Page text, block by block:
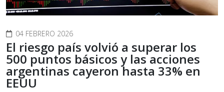
04 FEBRERO 2026
El riesgo país volvió a superar los
500 puntos básicos y las acciones
argentinas cayeron hasta 33% en
EEUU